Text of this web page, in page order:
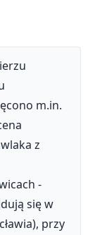
m.in.
z
-
się w
przy